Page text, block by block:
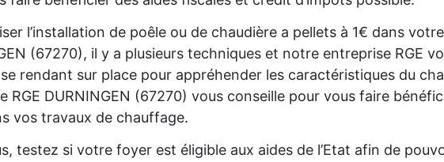
l’installation de poêle ou de chaudière a pellets à 1€ dans
(67270), il y a plusieurs techniques et notre entreprise RGE
rendant sur place pour appréhender les caractéristiques du
RGE DURNINGEN (67270) vous conseille pour vous faire
vos travaux de chauffage.
testez si votre foyer est éligible aux aides de l’Etat afin de